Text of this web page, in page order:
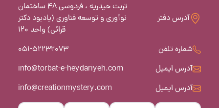
آدرس دفتر
تربت حیدریه ، فردوسی 48 ساختمان
نوآوری و توسعه فناوری (یادبود دکتر
قرائی) واحد 120
شماره تلفن
051-52232073
آدرس ایمیل
info@torbat-e-heydariyeh.com
آدرس ایمیل
info@creationmystery.com